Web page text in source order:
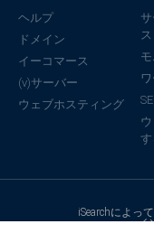
ヘルプ
ドメイン
イーコマース
(v)サーバー
ウェブホスティング
ス
す
iSearchによっ
イ